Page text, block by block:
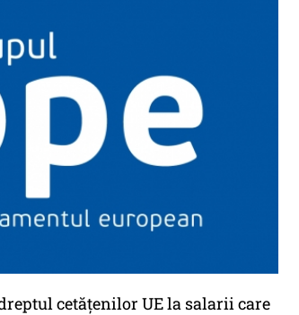
cetățenilor UE la salarii care